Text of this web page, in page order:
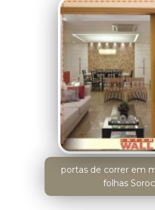
portas de correr em
folhas